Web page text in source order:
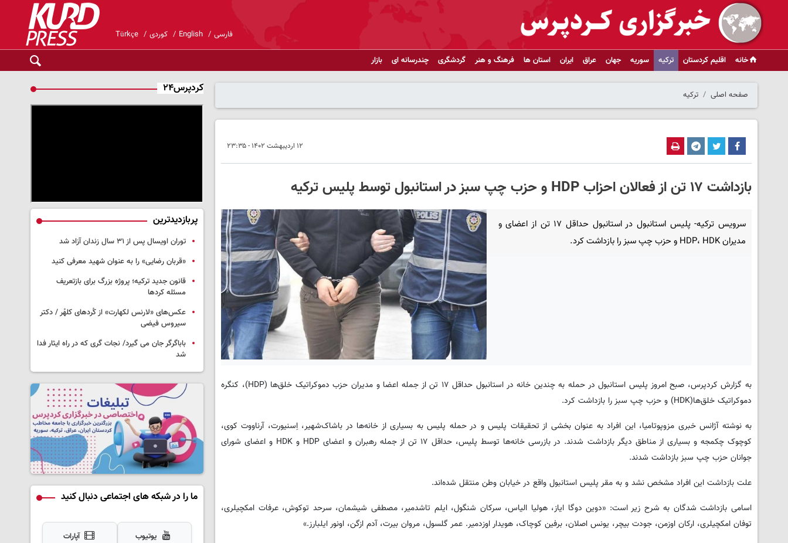
فارسی English کوردی Türkçe
خانه اقلیم کردستان ترکیه سوریه جهان عراق ایران استان ها فرهنگ و هنر گردشگری چندرسانه ای بازار
صفحه اصلی ترکیه
۱۲ اردیبهشت ۱۴۰۲ - ۲۳:۳۵
بازداشت ۱۷ تن از فعالان احزاب HDP و حزب چپ سبز در استانبول توسط پلیس ترکیه
سرویس ترکیه- پلیس استانبول در استانبول حداقل ۱۷ تن از اعضای و
مدیران HDP، HDK و حزب چپ سبز را بازداشت کرد.
به گزارش کردپرس، صبح امروز پلیس استانبول در حمله به چندین خانه‌ در استانبول حداقل ۱۷ تن از جمله اعضا و مدیران حزب دموکراتیک خلق‌ها (HDP)، کنگره
دموکراتیک خلق‌ها(HDK) و حزب چپ سبز را بازداشت کرد.
به نوشته آژانس خبری مزوپوتامیا، این افراد به عنوان بخشی از تحقیقات پلیس و در حمله پلیس به بسیاری از خانه‌ها در باشاک‌شهیر، اِسنیورت، آرناووت کوی،
کوچوک چکمجه و بسیاری از مناطق دیگر بازداشت شدند. در بازرسی خانه‌ها توسط پلیس، حداقل ۱۷ تن از جمله رهبران و اعضای HDP و HDK و اعضای شورای
جوانان حزب چپ سبز بازداشت شدند.
علت بازداشت این افراد مشخص نشد و به مقر پلیس استانبول واقع در خیابان وطن منتقل شده‌اند.
اسامی بازداشت شدگان به شرح زیر است: «دوین دوگا ایاز، هولیا الیاس، سرکان شنگول، ایلم تاشدمیر، مصطفی شیشمان، سرحد توکوش، عرفات امکچیلری،
توفان امکچیلری، ارکان اوزمن، جودت بیچر، یونس اصلان، برفین کوچاک، هویدار اوزدمیر. عمر گلسول، مروان بیرت، آدم ازگن، اونور ایلبارز.»
کردپرس۲۴
پربازدیدترین
توران اویسال پس از ۳۱ سال زندان آزاد شد
«قربان رضایی» را به عنوان شهید معرفی کنید
قانون جدید ترکیه؛ پروژه بزرگ‌ برای بازتعریف
مسئله کردها
عکس‌های «لارنس لکهارت» از کُردهای کلهُر / دکتر
سیروس فیضی
باباگرگر جان می گیرد/ نجات گری که در راه ایثار فدا
شد
ما را در شبکه های اجتماعی دنبال کنید
یوتیوب آپارات